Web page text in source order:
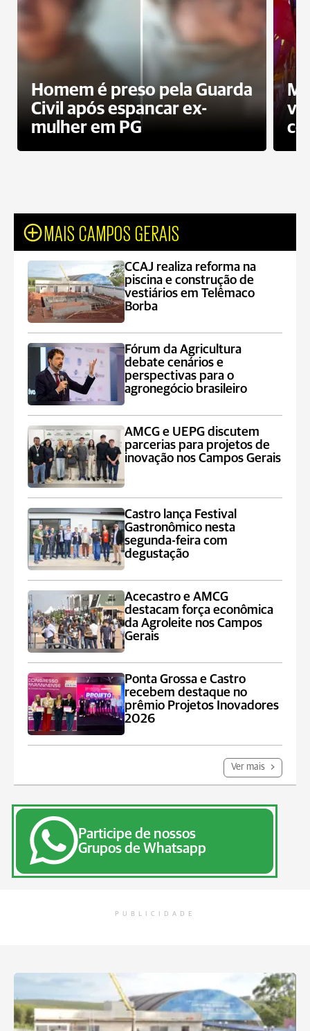
Homem é preso pela Guarda
Civil após espancar ex-
mulher em PG
MAIS CAMPOS GERAIS
CCAJ realiza reforma na
piscina e construção de
vestiários em Telêmaco
Borba
Fórum da Agricultura
debate cenários e
perspectivas para o
agronegócio brasileiro
AMCG e UEPG discutem
parcerias para projetos de
inovação nos Campos Gerais
Castro lança Festival
Gastronômico nesta
segunda-feira com
degustação
Acecastro e AMCG
destacam força econômica
da Agroleite nos Campos
Gerais
Ponta Grossa e Castro
recebem destaque no
prêmio Projetos Inovadores
2026
Ver mais
Participe de nossos
Grupos de Whatsapp
PUBLICIDADE